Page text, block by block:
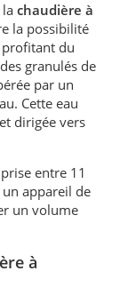
chaudière à
la possibilité
du
granulés de
par un
Cette eau
dirigée vers
entre 11
un appareil de
un volume
à